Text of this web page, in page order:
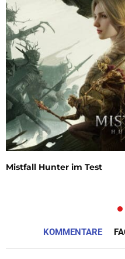
Mistfall Hunter im Test
KOMMENTARE